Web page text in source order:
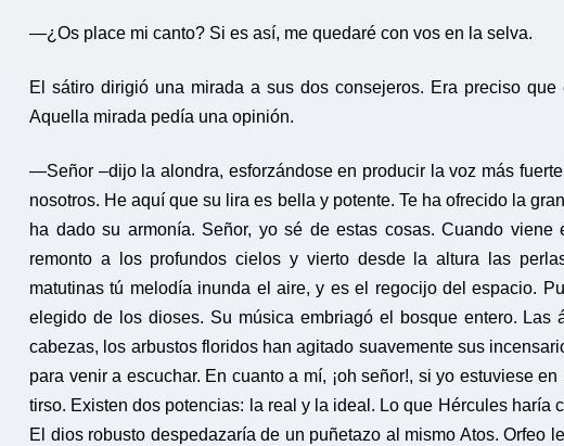
—¿Os place mi canto? Si es así, me quedaré con vos en la selva.
El sátiro dirigió una mirada a sus dos consejeros. Era preciso
Aquella mirada pedía una opinión.
—Señor –dijo la alondra, esforzándose en producir la voz más
nosotros. He aquí que su lira es bella y potente. Te ha ofrecido la
ha dado su armonía. Señor, yo sé de estas cosas. Cuando
remonto a los profundos cielos y vierto desde la altura las
matutinas tú melodía inunda el aire, y es el regocijo del espacio.
elegido de los dioses. Su música embriagó el bosque entero. Las
cabezas, los arbustos floridos han agitado suavemente sus
para venir a escuchar. En cuanto a mí, ¡oh señor!, si yo estuviese
tirso. Existen dos potencias: la real y la ideal. Lo que Hércules haría
El dios robusto despedazaría de un puñetazo al mismo Atos. Orfeo